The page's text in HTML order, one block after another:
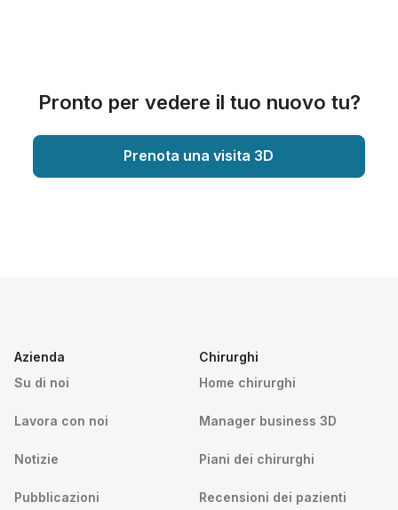
Pronto per vedere il tuo nuovo tu?
Prenota una visita 3D
Azienda
Su di noi
Lavora con noi
Notizie
Pubblicazioni
Chirurghi
Home chirurghi
Manager business 3D
Piani dei chirurghi
Recensioni dei pazienti